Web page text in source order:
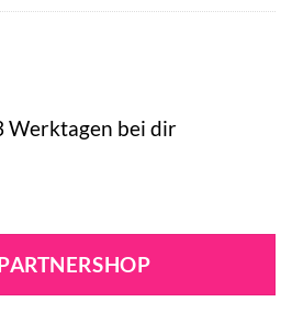
Werktagen bei dir